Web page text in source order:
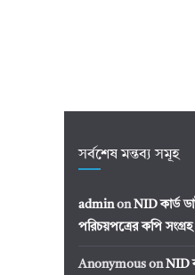
সর্বশেষ মন্তব্য সমূহ
adminonNID কার্ড
পরিচয়পত্রের কপি
Anonymous onNID